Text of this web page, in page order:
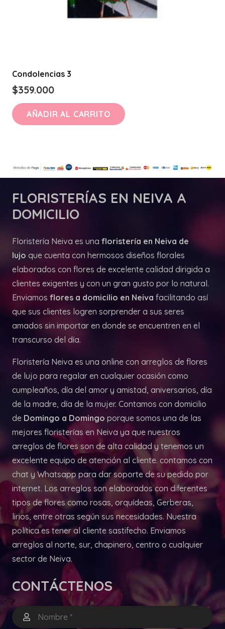
Condolencias 3
$359.000
AÑADIR AL CARRITO
FLORISTERÍAS EN NEIVA A
DOMICILIO
Floristería Neiva es una floristería en Neiva de
lujo que cuenta con hermosos diseños florales
elaborados con flores de excelente calidad dirigida a
clientes exigentes y con un gran gusto por lo natural.
Enviamos flores a domicilio en Neiva facilitando así
que sus clientes logren sorprender a sus seres
amados sin importar en donde se encuentren en el
transcurso del día.
Floristería Neiva es una online con arreglos de flores
de lujo para regalar en cualquier ocasión como
cumpleaños, día del amor y amistad, aniversarios, día
de la madre, día de la mujer. Contamos con domicilio
de Domingo a Domingo porque somos una de las
mejores floristerías en Neiva ya que nuestros
arreglos de flores son de alta calidad y tenemos un
excelente equipo de atención al cliente. contamos con
chat y Whatsapp para dar soporte de su pedido por
internet. Los arreglos son elaborados con diferentes
tipos de flores como rosas, orquídeas, Gerberas,
lirios, entre otras según sus necesidades. Nuestra
política es tener al cliente sastifecho. Enviamos
arreglos al norte, sur, chapinero, centro o cualquier
sector de Neiva.
CONTÁCTENOS